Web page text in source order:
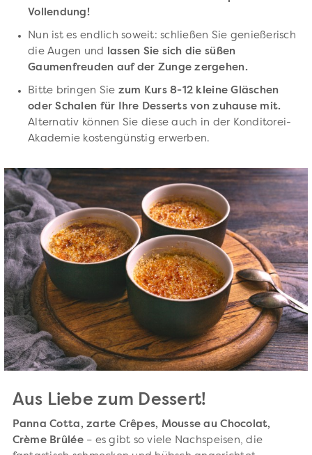
Vollendung!
Nun ist es endlich soweit: schließen Sie genießerisch
die Augen und
lassen Sie sich die süßen
Gaumenfreuden auf der Zunge zergehen.
Bitte bringen Sie zum Kurs 8-12 kleine Gläschen
oder Schalen für Ihre Desserts von zuhause mit.
Alternativ können Sie diese auch in der Konditorei-
Akademie kostengünstig erwerben.
Aus Liebe zum Dessert!
Panna Cotta, zarte Crêpes, Mousse au Chocolat,
Crème Brûlée– es gibt so viele Nachspeisen, die